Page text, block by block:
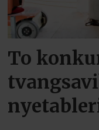
To